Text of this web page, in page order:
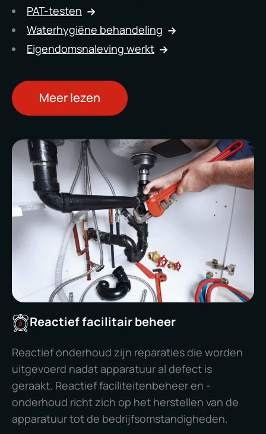
PAT-testen
Waterhygiëne behandeling
Eigendomsnaleving werkt
Meer lezen
Reactief facilitair beheer
Reactief onderhoud zijn reparaties die worden
uitgevoerd nadat apparatuur al defect is
geraakt. Reactief faciliteitenbeheer en -
onderhoud richt zich op het herstellen van de
apparatuur tot de bedrijfsomstandigheden.